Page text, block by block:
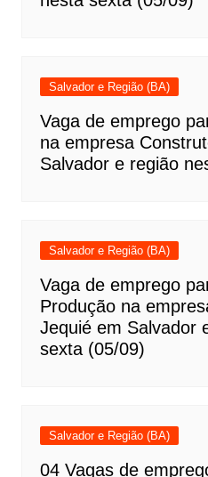
Salvador e Região (BA)
Vaga de emprego
na empresa
Salvador e região
Salvador e Região (BA)
Vaga de emprego
Produção na
Jequié em Salvador
sexta (05/09)
Salvador e Região (BA)
04 Vagas de